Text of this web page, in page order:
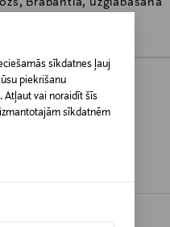
sīkdatnes ļauj
piekrišanu
Atļaut vai noraidīt šīs
sīkdatnēm
Brabantia, uzglabāšana